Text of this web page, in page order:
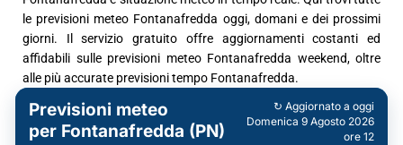
le previsioni meteo Fontanafredda oggi, domani e dei prossimi
giorni. Il servizio gratuito offre aggiornamenti costanti ed
affidabili sulle previsioni meteo Fontanafredda weekend, oltre
alle più accurate previsioni tempo Fontanafredda.
Previsioni meteo
per Fontanafredda (PN)
↻ Aggiornato a oggi
Domenica 9 Agosto 2026
ore 12